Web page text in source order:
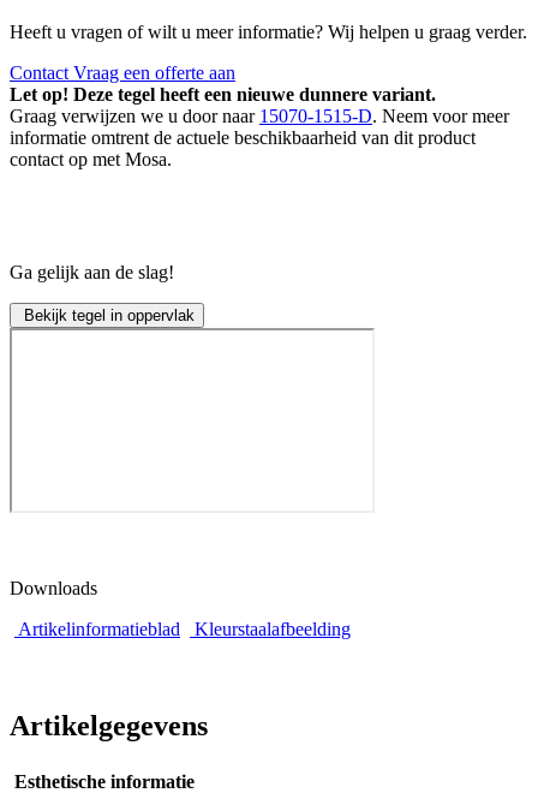
Heeft u vragen of wilt u meer informatie? Wij helpen u graag verder.
Contact Vraag een offerte aan
Let op! Deze tegel heeft een nieuwe dunnere variant.
Graag verwijzen we u door naar 15070-1515-D. Neem voor meer
informatie omtrent de actuele beschikbaarheid van dit product
contact op met Mosa.
Ga gelijk aan de slag!
Bekijk tegel in oppervlak
Downloads
Artikelinformatieblad
Kleurstaalafbeelding
Artikelgegevens
Esthetische informatie